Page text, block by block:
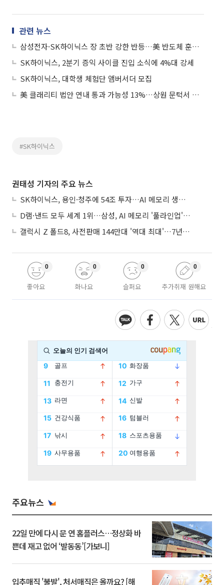
관련 뉴스
삼성전자·SK하이닉스 장 초반 강한 반등…美 반도체 훈풍 퍼졌나
SK하이닉스, 2분기 증익 사이클 진입 소식에 4%대 강세
SK하이닉스, 대학생 체험단 앰버서더 모집
美 클래리티 법안 연내 통과 가능성 13%…상원 문턱서 제동
#SK하이닉스
권태성 기자의 주요 뉴스
SK하이닉스, 용인·청주에 54조 투자…AI 메모리 생산기지 키운다
D램·낸드 모두 세계 1위…삼성, AI 메모리 '풀라인업'으로 승부
갤럭시 Z 폴드8, 사전판매 144만대 '역대 최대'…7년만에 갤노트10 기록 넘어
좋아요
0
화나요
0
슬퍼요
0
추가취재 원해요
0
주요뉴스
22일 만에 다시 문 연 홈플러스…정상화 바
쁜데 재고 없어 ‘발동동’[가보니]
입추매직 '불발', 처서매직은 올까요? [해